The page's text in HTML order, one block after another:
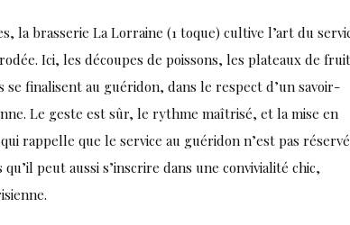
la brasserie La Lorraine (1 toque) cultive l’art du
Ici, les découpes de poissons, les plateaux de
finalisent au guéridon, dans le respect d’un savoir-
Le geste est sûr, le rythme maîtrisé, et la mise en
rappelle que le service au guéridon n’est pas réservé
peut aussi s’inscrire dans une convivialité chic,